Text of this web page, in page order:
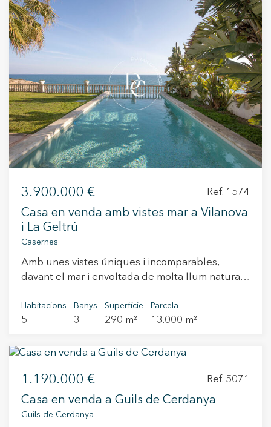
3.900.000 € Ref. 1574
Casa en venda amb vistes mar a Vilanova
i La Geltrú
Casernes
Amb unes vistes úniques i incomparables,
davant el mar i envoltada de molta llum natural
casa bicentenària reformada totalment amb molt
de gust. Es tracta d'una casa unifamiliar de dues
la planta principal o planta baixa, se situa la
inclou un menjador d'estiu. També es troben a
la mateixa planta un saló menjador amb vistes
indescriptibles a la mar, una sala d'estar i un
bany complet. A la planta superior, hi ha els
Habitacions
5
Banys
3
Superfície
290 m²
Parcela
13.000 m²
1.190.000 € Ref. 5071
Casa en venda a Guils de Cerdanya
Guils de Cerdanya